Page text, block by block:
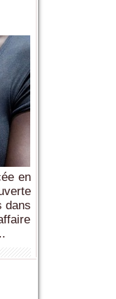
en
dans